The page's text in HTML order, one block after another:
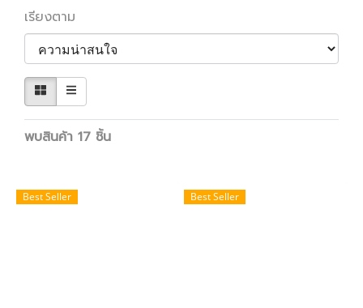
เรียงตาม
พบสินค้า 17 ชิ้น
Best Seller Best Seller